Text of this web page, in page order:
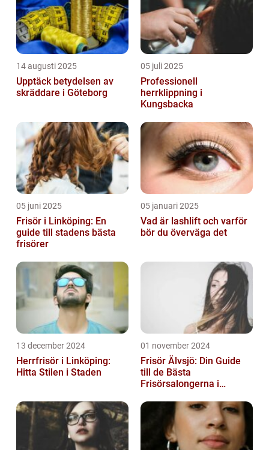
14 augusti 2025
Upptäck betydelsen av
skräddare i Göteborg
05 juli 2025
Professionell
herrklippning i
Kungsbacka
05 juni 2025
Frisör i Linköping: En
guide till stadens bästa
frisörer
05 januari 2025
Vad är lashlift och varför
bör du överväga det
13 december 2024
Herrfrisör i Linköping:
Hitta Stilen i Staden
01 november 2024
Frisör Älvsjö: Din Guide
till de Bästa
Frisörsalongerna i